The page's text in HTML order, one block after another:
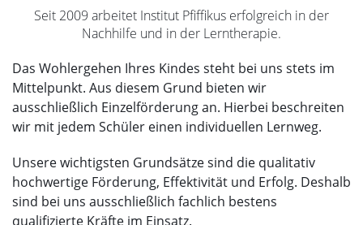
Seit 2009 arbeitet Institut Pfiffikus erfolgreich in der
Nachhilfe und in der Lerntherapie.
Das Wohlergehen Ihres Kindes steht bei uns stets im
Mittelpunkt. Aus diesem Grund bieten wir
ausschließlich Einzelförderung an. Hierbei beschreiten
wir mit jedem Schüler einen individuellen Lernweg.
Unsere wichtigsten Grundsätze sind die qualitativ
hochwertige Förderung, Effektivität und Erfolg. Deshalb
sind bei uns ausschließlich fachlich bestens
qualifizierte Kräfte im Einsatz.